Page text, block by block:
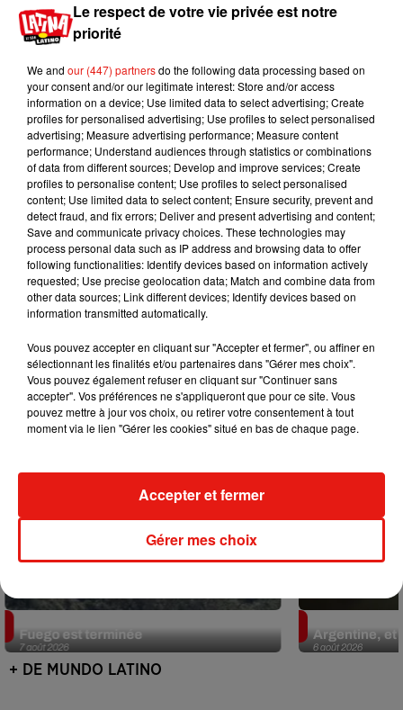
6 août 2026
Karol G dévoile la tracklist de son
nouvel album… avec des invités...
5 août 2026
Benny
Becky G sur
+ DE MUSIQUE
Mundo Latino
7 août 2026
Fuego est terminée
6 août 2026
Argentine, et
+ DE MUNDO LATINO
Le respect de votre vie privée est notre
priorité
We and our (447) partnersdo the following data processing based on
your consent and/or our legitimate interest: Store and/or access
information on a device; Use limited data to select advertising; Create
profiles for personalised advertising; Use profiles to select personalised
advertising; Measure advertising performance; Measure content
performance; Understand audiences through statistics or combinations
of data from different sources; Develop and improve services; Create
profiles to personalise content; Use profiles to select personalised
content; Use limited data to select content; Ensure security, prevent and
detect fraud, and fix errors; Deliver and present advertising and content;
Save and communicate privacy choices. These technologies may
process personal data such as IP address and browsing data to offer
following functionalities: Identify devices based on information actively
requested; Use precise geolocation data; Match and combine data from
other data sources; Link different devices; Identify devices based on
information transmitted automatically.
Vous pouvez accepter en cliquant sur "Accepter et fermer", ou affiner en
sélectionnant les finalités et/ou partenaires dans "Gérer mes choix".
Vous pouvez également refuser en cliquant sur "Continuer sans
accepter". Vos préférences ne s'appliqueront que pour ce site. Vous
pouvez mettre à jour vos choix, ou retirer votre consentement à tout
moment via le lien "Gérer les cookies" situé en bas de chaque page.
Gérer mes choix
Accepter et fermer